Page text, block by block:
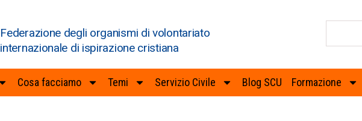
Federazione degli organismi di volontariato
internazionale di ispirazione cristiana
Cosa facciamo Temi Servizio Civile Blog SCU Formazione